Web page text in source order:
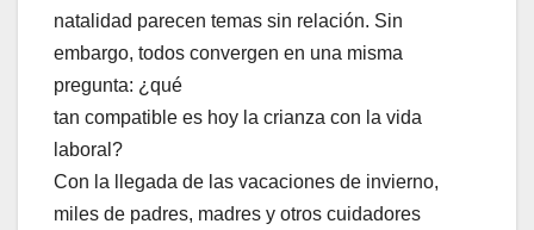
natalidad parecen temas sin relación. Sin
embargo, todos convergen en una misma
pregunta: ¿qué
tan compatible es hoy la crianza con la vida
laboral?
Con la llegada de las vacaciones de invierno,
miles de padres, madres y otros cuidadores